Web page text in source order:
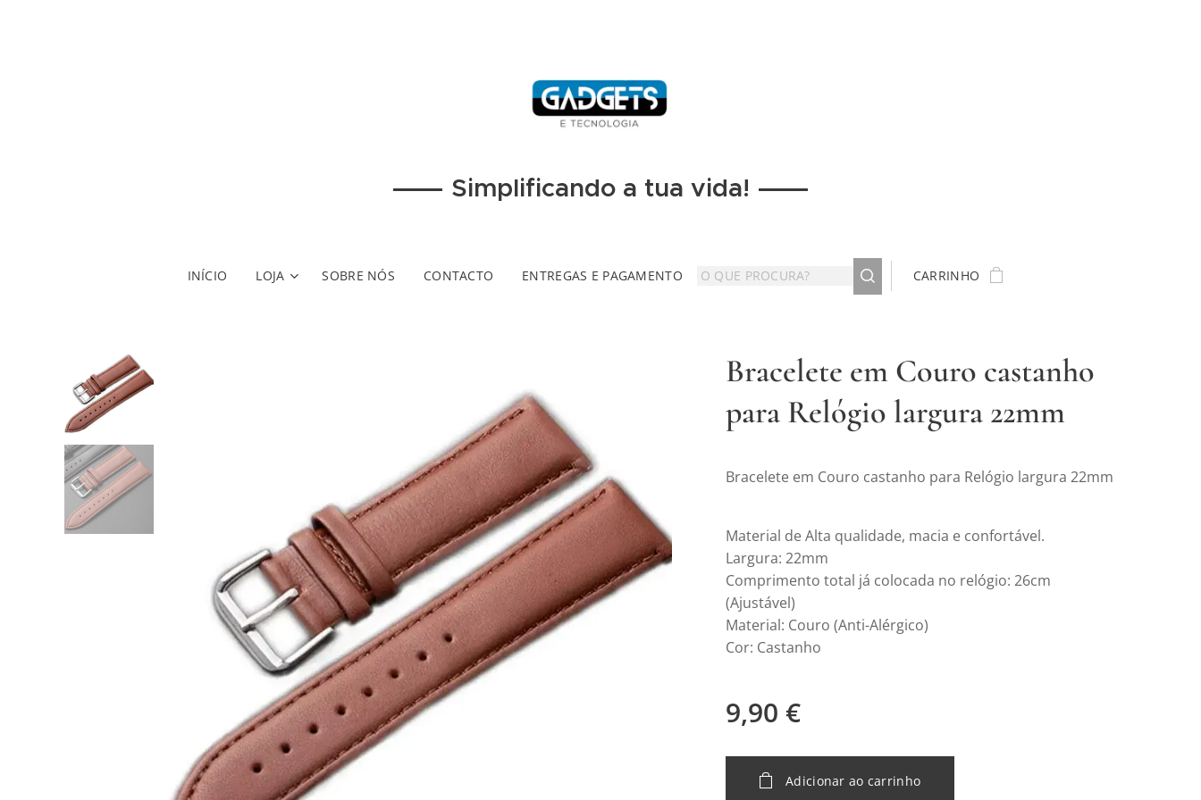
Simplificando a tua vida!
INÍCIO LOJA SOBRE NÓS CONTACTO ENTREGAS E PAGAMENTO CARRINHO
Bracelete em Couro castanho
para Relógio largura 22mm
Bracelete em Couro castanho para Relógio largura 22mm
Material de Alta qualidade, macia e confortável.
Largura: 22mm
Comprimento total já colocada no relógio: 26cm
(Ajustável)
Material: Couro (Anti-Alérgico)
Cor: Castanho
9,90 €
Adicionar ao carrinho